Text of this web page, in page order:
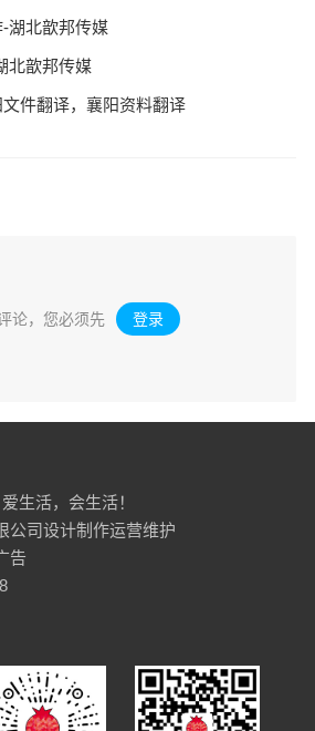
湖北歆邦传媒
北歆邦传媒
件翻译，襄阳资料翻译
论，您必须先 登录 。
生活，会生活！
公司设计制作运营维护
告